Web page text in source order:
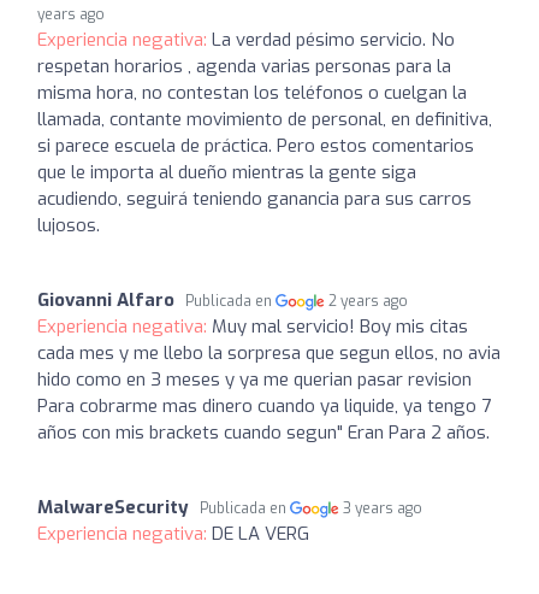
years ago
Experiencia negativa: La verdad pésimo servicio. No
respetan horarios , agenda varias personas para la
misma hora, no contestan los teléfonos o cuelgan la
llamada, contante movimiento de personal, en definitiva,
si parece escuela de práctica. Pero estos comentarios
que le importa al dueño mientras la gente siga
acudiendo, seguirá teniendo ganancia para sus carros
lujosos.
Giovanni Alfaro Publicada en 2 years ago
Experiencia negativa: Muy mal servicio! Boy mis citas
cada mes y me llebo la sorpresa que segun ellos, no avia
hido como en 3 meses y ya me querian pasar revision
Para cobrarme mas dinero cuando ya liquide, ya tengo 7
años con mis brackets cuando segun" Eran Para 2 años.
MalwareSecurity Publicada en 3 years ago
Experiencia negativa: DE LA VERG